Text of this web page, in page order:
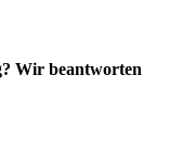
Wir beantworten